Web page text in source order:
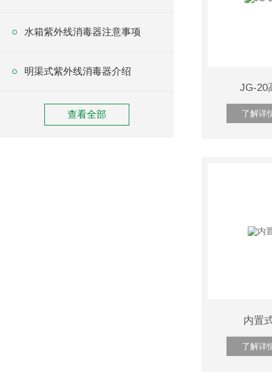
水箱紫外线消毒器注意事项
明渠式紫外线消毒器介绍
查看全部
JG-20
了解详
内置
了解详